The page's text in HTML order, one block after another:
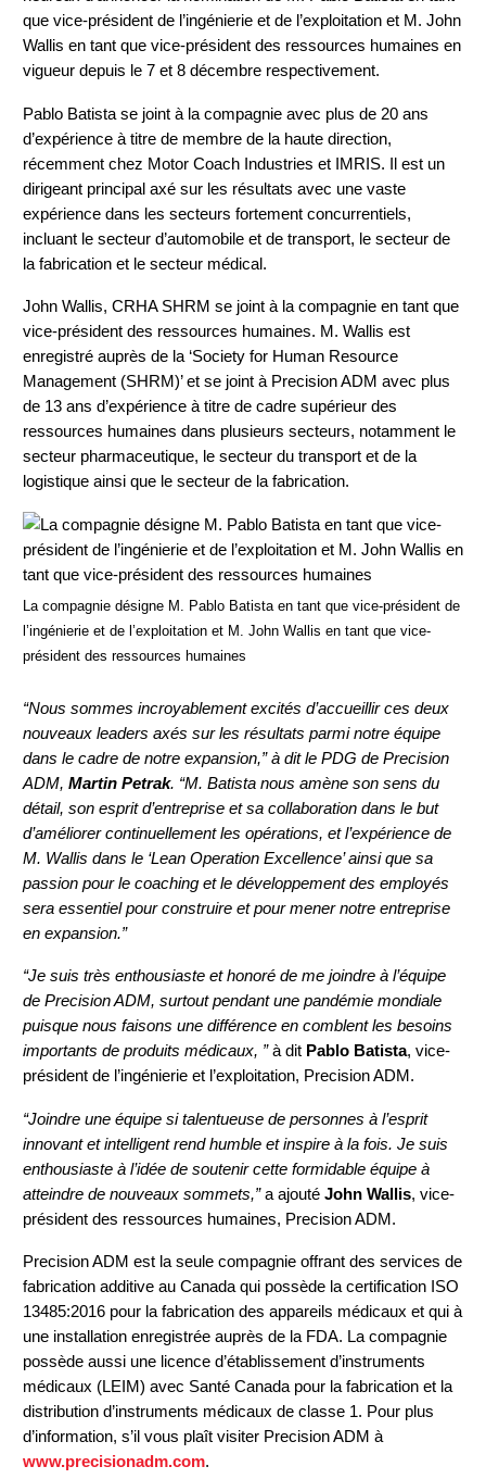
que vice-président de l’ingénierie et de l’exploitation et M. John
Wallis en tant que vice-président des ressources humaines en
vigueur depuis le 7 et 8 décembre respectivement.
Pablo Batista se joint à la compagnie avec plus de 20 ans
d’expérience à titre de membre de la haute direction,
récemment chez Motor Coach Industries et IMRIS. Il est un
dirigeant principal axé sur les résultats avec une vaste
expérience dans les secteurs fortement concurrentiels,
incluant le secteur d’automobile et de transport, le secteur de
la fabrication et le secteur médical.
John Wallis, CRHA SHRM se joint à la compagnie en tant que
vice-président des ressources humaines. M. Wallis est
enregistré auprès de la ‘Society for Human Resource
Management (SHRM)’ et se joint à Precision ADM avec plus
de 13 ans d’expérience à titre de cadre supérieur des
ressources humaines dans plusieurs secteurs, notamment le
secteur pharmaceutique, le secteur du transport et de la
logistique ainsi que le secteur de la fabrication.
La compagnie désigne M. Pablo Batista en tant que vice-président de
l’ingénierie et de l’exploitation et M. John Wallis en tant que vice-
président des ressources humaines
“Nous sommes incroyablement excités d’accueillir ces deux
nouveaux leaders axés sur les résultats parmi notre équipe
dans le cadre de notre expansion,” à dit le PDG de Precision
ADM, Martin Petrak. “M. Batista nous amène son sens du
détail, son esprit d’entreprise et sa collaboration dans le but
d’améliorer continuellement les opérations, et l’expérience de
M. Wallis dans le ‘Lean Operation Excellence’ ainsi que sa
passion pour le coaching et le développement des employés
sera essentiel pour construire et pour mener notre entreprise
en expansion.”
“Je suis très enthousiaste et honoré de me joindre à l’équipe
de Precision ADM, surtout pendant une pandémie mondiale
puisque nous faisons une différence en comblent les besoins
importants de produits médicaux, ”à dit Pablo Batista, vice-
président de l’ingénierie et l’exploitation, Precision ADM.
“Joindre une équipe si talentueuse de personnes à l’esprit
innovant et intelligent rend humble et inspire à la fois. Je suis
enthousiaste à l’idée de soutenir cette formidable équipe à
atteindre de nouveaux sommets,”a ajouté John Wallis, vice-
président des ressources humaines, Precision ADM.
Precision ADM est la seule compagnie offrant des services de
fabrication additive au Canada qui possède la certification ISO
13485:2016 pour la fabrication des appareils médicaux et qui à
une installation enregistrée auprès de la FDA. La compagnie
possède aussi une licence d’établissement d’instruments
médicaux (LEIM) avec Santé Canada pour la fabrication et la
distribution d’instruments médicaux de classe 1. Pour plus
d’information, s’il vous plaît visiter Precision ADM à
www.precisionadm.com.